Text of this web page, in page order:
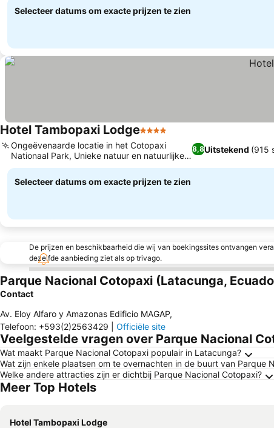
Selecteer datums om exacte prijzen te zien
Hotel Tambopaxi Lodge4 Sterren
8,8Uitstekend (915
Ongeëvenaarde locatie in het Cotopaxi
Nationaal Park, Unieke natuur en natuurlijke
schoonheid
Selecteer datums om exacte prijzen te zien
De prijzen en beschikbaarheid die wij van boekingssites ontvangen
dezelfde aanbieding ziet als op trivago.
Parque Nacional Cotopaxi (Latacunga,
Contact
Av. Eloy Alfaro y Amazonas Edificio MAGAP,
Telefoon: +593(2)2563429 Officiële site
Veelgestelde vragen over Parque Nacional
Wat maakt Parque Nacional Cotopaxi populair in Latacunga?
Wat zijn enkele plaatsen om te overnachten in de buurt van Parque
Welke andere attracties zijn er dichtbij Parque Nacional Cotopaxi?
Meer Top Hotels
Hotel Tambopaxi Lodge